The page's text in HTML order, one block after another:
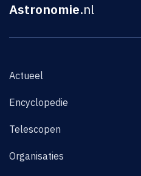
Astronomie.nl
Actueel
Encyclopedie
Telescopen
Organisaties